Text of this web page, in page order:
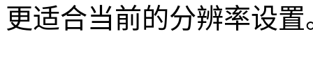
更适合当前的分辨率设置